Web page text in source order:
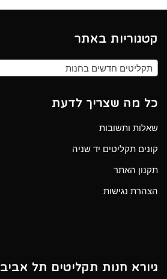
קטגוריות באתר
תקליטים חדשים בחנות
כל מה שצריך לדעת
שאלות ותשובות
קונים תקליטים יד שניה
תקנון האתר
הצהרת נגישות
גיורא חנות תקליטים תל אביב